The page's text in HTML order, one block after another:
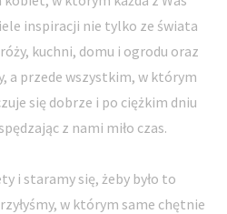
inspiracji nie tylko ze świata
kuchni, domu i ogrodu oraz
a przede wszystkim, w którym
się dobrze i po ciężkim dniu
z nami miło czas.
i staramy się, żeby było to
w którym same chętnie